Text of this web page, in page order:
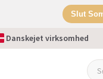
Slut
Danskejet virksomhed